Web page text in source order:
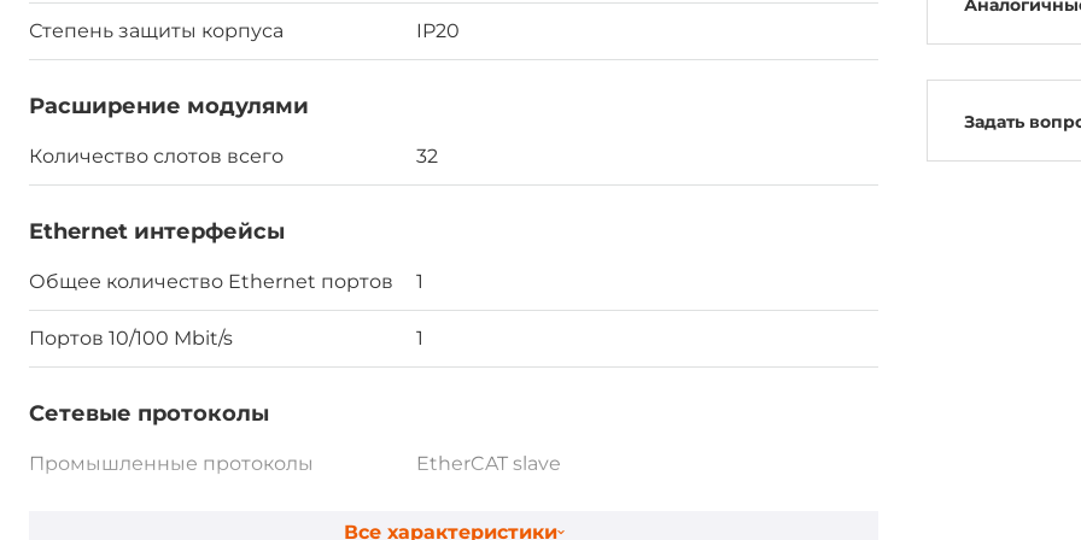
Степень защиты корпуса IP20
Расширение модулями
Количество слотов всего 32
Ethernet интерфейсы
Общее количество Ethernet портов 1
Портов 10/100 Mbit/s 1
Сетевые протоколы
Промышленные протоколы EtherCAT slave
Все характеристики
Задать